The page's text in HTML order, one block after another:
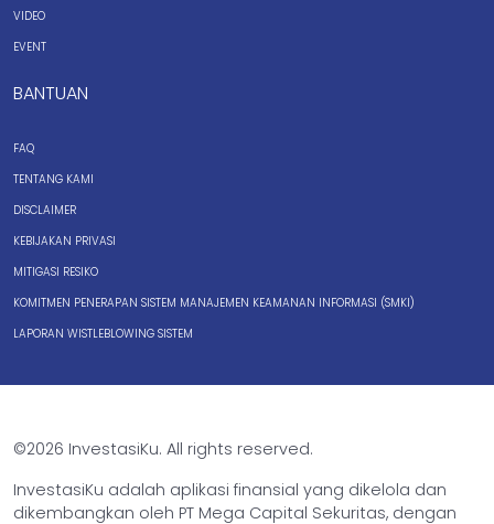
VIDEO
EVENT
BANTUAN
FAQ
TENTANG KAMI
DISCLAIMER
KEBIJAKAN PRIVASI
MITIGASI RESIKO
KOMITMEN PENERAPAN SISTEM MANAJEMEN KEAMANAN INFORMASI (SMKI)
LAPORAN WISTLEBLOWING SISTEM
©2026 InvestasiKu. All rights reserved.
InvestasiKu adalah aplikasi finansial yang dikelola dan
dikembangkan oleh PT Mega Capital Sekuritas, dengan